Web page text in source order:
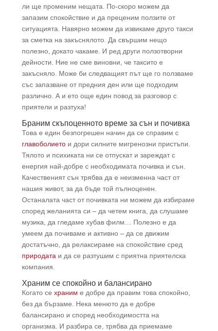
ли ще променим нещата. По-скоро можем да
запазим спокойствие и да преценим ползите от
ситуацията. Навярно можем да извикаме друго такси
за сметка на закъснялото. Да свършим нещо
полезно, докато чакаме. И ред други ползотворни
дейности. Ние не сме виновни, че таксито е
закъсняло. Може би следващият път ще го ползваме
със запазване от предния ден или ще подходим
различно. А и ето още един повод за разговор с
приятели и разтуха!
Браним скъпоценното време за сън и почивка
Това е един безпогрешен начин да се справим с
главоболиетои дори силните мигренозни пристъпи.
Тялото и психиката ни се отпускат и зареждат с
енергия най-добре с необходимата почивка и сън.
Качественият сън трябва да е неизменна част от
нашия живот, за да бъде той пълноценен.
Останалата част от почивката ни можем да избираме
според желанията си – да четем книга, да слушаме
музика, да гледаме хубав филм… Полезно е да
умеем да почиваме и активно – да се движим
достатъчно, да релаксираме на спокойствие сред
природатаи да се разтушим с приятна приятелска
компания.
Храним се спокойно и балансирано
Когато се храним е добре да правим това спокойно,
без да бързаме. Нека менюто да е добре
балансирано и според необходимостта на
организма. И разбира се, трябва да приемаме